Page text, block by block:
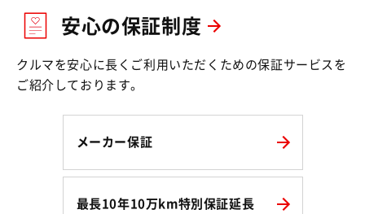
安心の保証制度
クルマを安心に長くご利用いただくための保証サービスを
ご紹介しております。
メーカー保証
最長10年10万km特別保証延長